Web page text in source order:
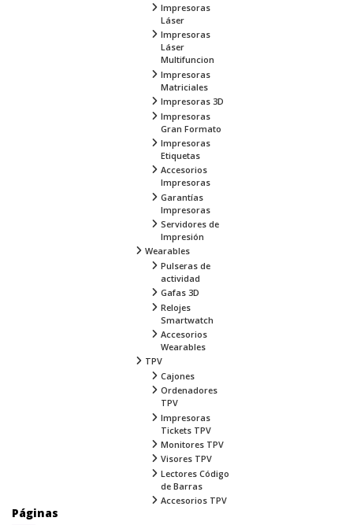
Impresoras
Láser
Impresoras
Láser
Multifuncion
Impresoras
Matriciales
Impresoras 3D
Impresoras
Gran Formato
Impresoras
Etiquetas
Accesorios
Impresoras
Garantías
Impresoras
Servidores de
Impresión
Wearables
Pulseras de
actividad
Gafas 3D
Relojes
Smartwatch
Accesorios
Wearables
TPV
Cajones
Ordenadores
TPV
Impresoras
Tickets TPV
Monitores TPV
Visores TPV
Lectores Código
de Barras
Accesorios TPV
Páginas